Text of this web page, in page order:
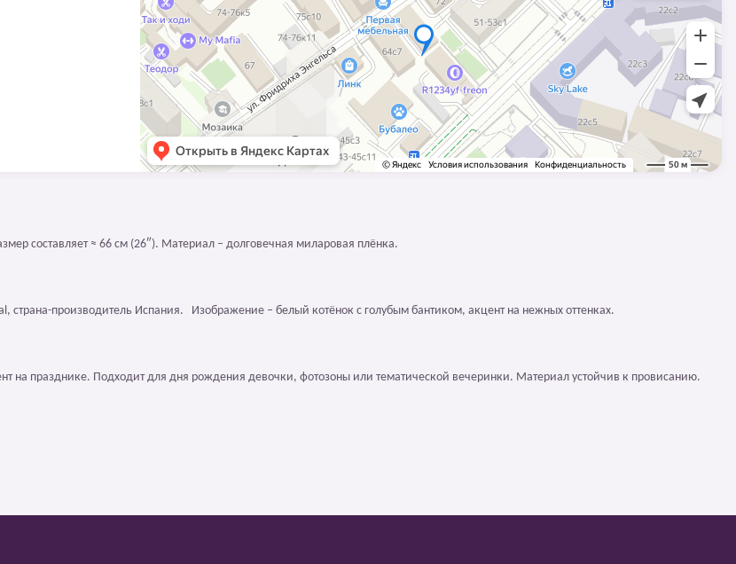
составляет ≈ 66 см (26″). Материал – долговечная миларовая плёнка.
страна-производитель Испания. Изображение – белый котёнок с голубым бантиком, акцент на нежных оттенках.
на празднике. Подходит для дня рождения девочки, фотозоны или тематической вечеринки. Материал устойчив к провисанию.